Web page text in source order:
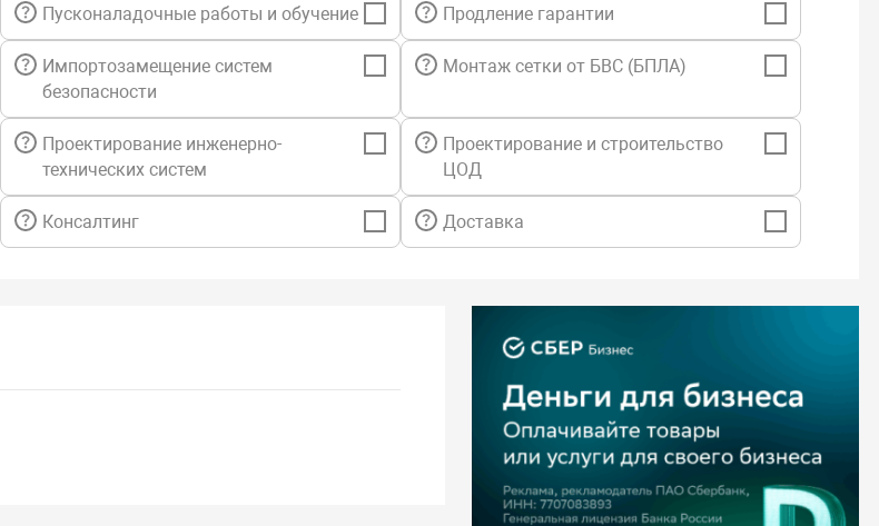
Пусконаладочные работы и обучение Продление гарантии
Импортозамещение систем
безопасности
Монтаж сетки от БВС (БПЛА)
Проектирование инженерно-
технических систем
Проектирование и строительство
ЦОД
Консалтинг Доставка